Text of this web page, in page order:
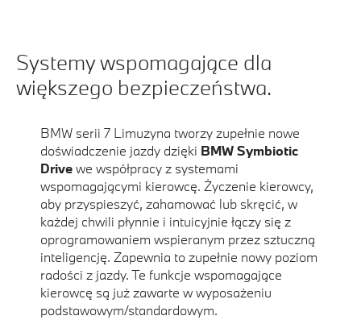
Systemy wspomagające dla
większego bezpieczeństwa.
BMW serii 7 Limuzyna tworzy zupełnie nowe
doświadczenie jazdy dzięki BMW Symbiotic
Drivewe współpracy z systemami
wspomagającymi kierowcę. Życzenie kierowcy,
aby przyspieszyć, zahamować lub skręcić, w
każdej chwili płynnie i intuicyjnie łączy się z
oprogramowaniem wspieranym przez sztuczną
inteligencję. Zapewnia to zupełnie nowy poziom
radości z jazdy. Te funkcje wspomagające
kierowcę są już zawarte w wyposażeniu
podstawowym/standardowym.